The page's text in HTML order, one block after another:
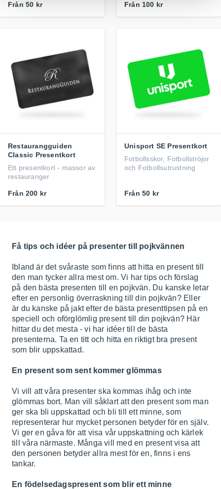
Från 50 kr Från 100 kr
Restaurangguiden
Classic Presentkort
Ett presentkort - massor av
restauranger
Från 200 kr
Unisport SE Presentkort
Fotbollsskor, Fotbollströjor
och Fotbollsutrustning
Från 50 kr
Få tips och idéer på presenter till pojkvännen
Ibland är det svåraste som finns att hitta en present till
den man tycker allra mest om. Vi har tips och förslag
på den bästa presenten till en pojkvän. Du kanske letar
efter en personlig överraskning till din pojkvän? Eller
är du kanske på jakt efter de bästa presenttipsen på en
speciell och oförglömlig present till din pojkvän? Här
hittar du det mesta - vi har idéer till de bästa
presenterna. Ta en titt och hitta en riktigt bra present
som blir uppskattad.
En present som sent kommer glömmas
Vi vill att våra presenter ska kommas ihåg och inte
glömmas bort. Man vill såklart att den present som man
ger ska bli uppskattad och bli till ett minne, som
representerar hur mycket personen betyder för en själv.
Vi ger en gåva för att visa vår uppskattning och kärlek
till våra närmaste. Många vill med en present visa att
den personen betyder allra mest för en, finns i ens
tankar.
En födelsedagspresent som blir ett minne